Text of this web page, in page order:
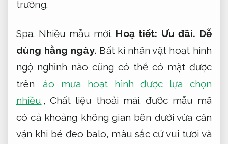
trường.
Spa. Nhiều mẫu mới. Hoạ tiết: Ưu đãi. Dễ
dùng hằng ngày. Bất kì nhân vật hoạt hình
ngộ nghĩnh nào cũng có thể có mặt được
trên
áo mưa hoạt hình được lựa chọn
nhiều ,Chất liệu thoải mái. đưỡc mẫu mã
có cả khoảng không gian bên dưới vừa căn
vặn khi bé đeo balo, màu sắc cứ vui tươi và